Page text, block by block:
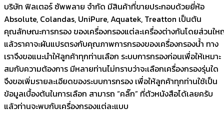
บริษัท ฟิลเตอร์ ซัพพลาย จำกัด มีสินค้าที่ขายประกอบด้วยยี่ห้อ
Absolute, Colandas, UniPure, Aquatek, Treatton เป็นต้น
คุณลักษณะการกรอง ของเครื่องกรองแต่ละเครื่องต่างกันโดยส่วนใ
แล้วราคาจะผันแปรตรงกับคุณภาพการกรองของเครื่องกรองน้ำ ทาง
เราจึงขอแนะนำให้ลูกค้าทุกท่านเลือก ระบบการกรองก่อนเพื่อให้เหมาะ
สมกับความต้องการ มีหลายท่านไม่ทราบว่าจะเลือกเครื่องกรองรุ่นใด
จึงขอเพิ่มรายละเอียดของระบบการกรอง เพื่อให้ลูกค้าทุกท่านใช้เป็น
ข้อมูลเบื้องต้นในการเลือก สามารถ “คลิ๊ก” ที่ตัวหนังสือได้เลยครับ
แล้วท่านจะพบกับเครื่องกรองแต่ละแบบ